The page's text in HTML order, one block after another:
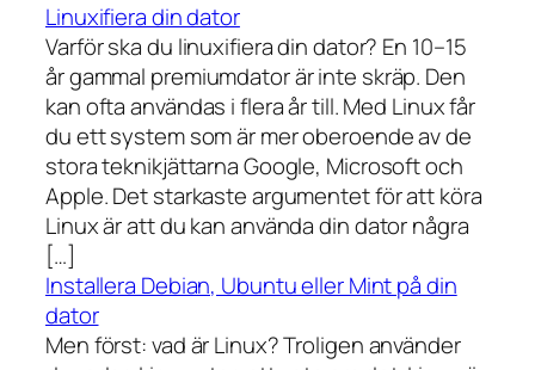
Linuxifiera din dator
Varför ska du linuxifiera din dator? En 10–15
år gammal premiumdator är inte skräp. Den
kan ofta användas i flera år till. Med Linux får
du ett system som är mer oberoende av de
stora teknikjättarna Google, Microsoft och
Apple. Det starkaste argumentet för att köra
Linux är att du kan använda din dator några
[…]
Installera Debian, Ubuntu eller Mint på din
dator
Men först: vad är Linux? Troligen använder